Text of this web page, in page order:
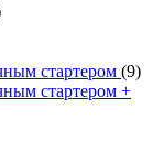
стартером (9)
стартером +